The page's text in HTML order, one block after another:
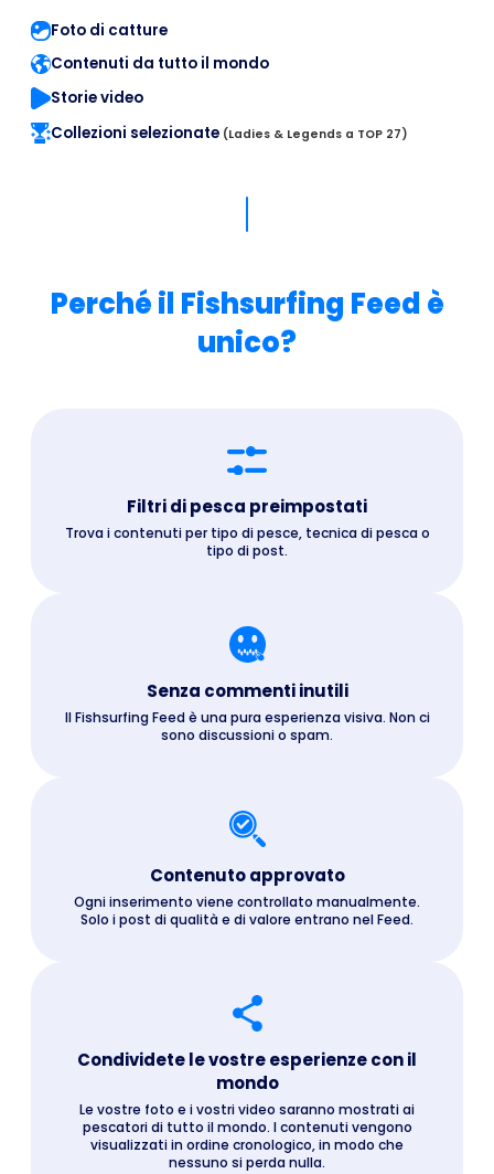
Foto di catture
Contenuti da tutto il mondo
Storie video
Collezioni selezionate (Ladies & Legends a TOP 27)
Perché il Fishsurfing Feed è
unico?
Filtri di pesca preimpostati
Trova i contenuti per tipo di pesce, tecnica di pesca o
tipo di post.
Senza commenti inutili
Il Fishsurfing Feed è una pura esperienza visiva. Non ci
sono discussioni o spam.
Contenuto approvato
Ogni inserimento viene controllato manualmente.
Solo i post di qualità e di valore entrano nel Feed.
Condividete le vostre esperienze con il
mondo
Le vostre foto e i vostri video saranno mostrati ai
pescatori di tutto il mondo. I contenuti vengono
visualizzati in ordine cronologico, in modo che
nessuno si perda nulla.